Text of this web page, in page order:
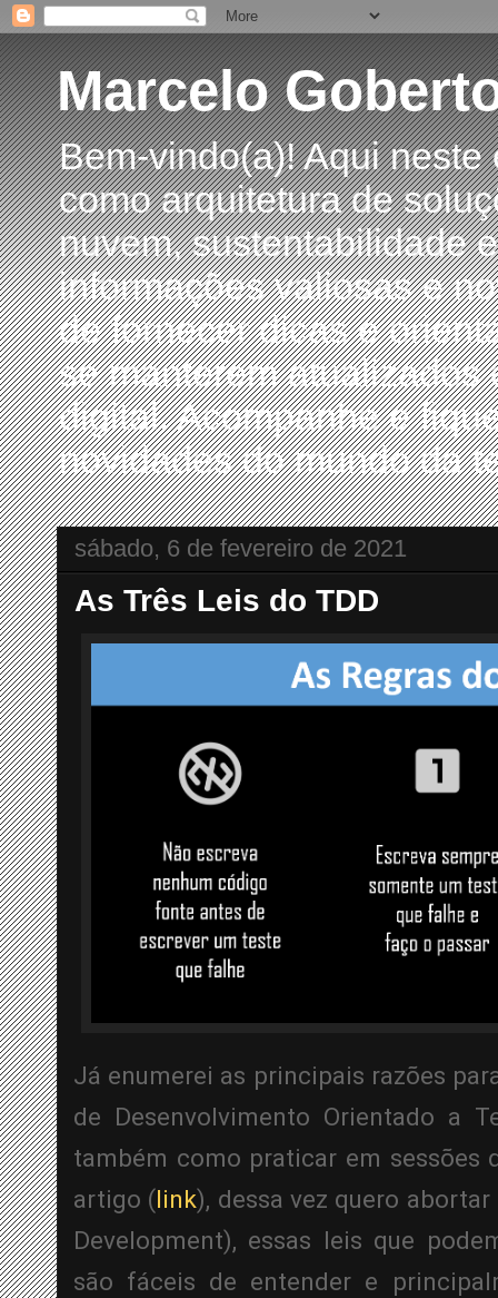
Marcelo
Bem-vindo(a)! Aqui
como arquitetura de
nuvem, sustentabilidade
informações valiosas e
de fornecer dicas e
se manterem atualizados
digital. Acompanhe e
novidades do mundo da
sábado, 6 de fevereiro de 2021
As Três Leis do TDD
Já enumerei as principais razões
de Desenvolvimento Orientado a
também como praticar em sessões
artigo (link), dessa vez quero
Development), essas leis que
são fáceis de entender e